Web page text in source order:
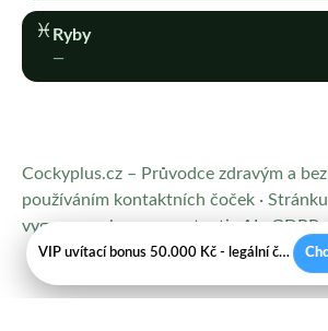
♓︎ Ryby
—
Cockyplus.cz – Průvodce zdravým a
používáním kontaktních čoček ·
vygeneroval
www.contentis.AI GDPR
VIP uvítací bonus 50.000 Kč - legální české kasíno